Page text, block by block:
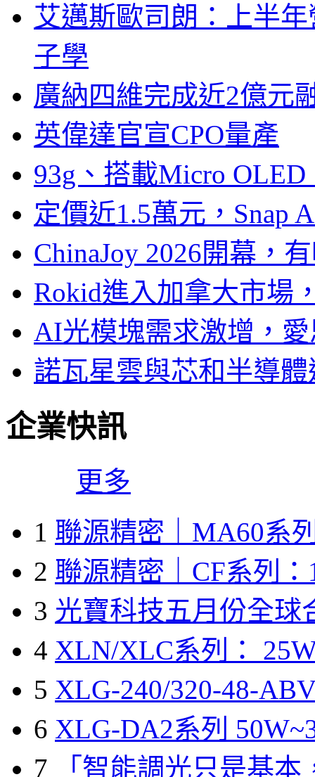
艾邁斯歐司朗：上半
子學
廣納四維完成近2億元
英偉達官宣CPO量產
93g、搭載Micro
定價近1.5萬元，Snap
ChinaJoy 2026開幕，
Rokid進入加拿大市場
AI光模塊需求激增，
諾瓦星雲與芯和半導
企業快訊
更多
1 聯源精密｜MA60系
2 聯源精密｜CF系列：
3 光寶科技五月份全球
4 XLN/XLC系列：
5 XLG-240/320-48-
6 XLG-DA2系列
7
「智能調光只是基本